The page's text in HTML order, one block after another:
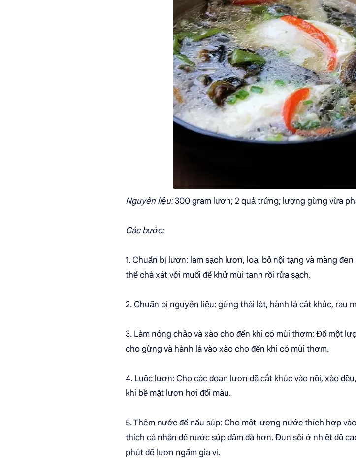
Nguyên liệu:300 gram lươn; 2 quả trứng; lượng gừng vừa
Các bước:
1. Chuẩn bị lươn: làm sạch lươn, loại bỏ nội tạng và màng
thể chà xát với muối để khử mùi tanh rồi rửa sạch.
2. Chuẩn bị nguyên liệu: gừng thái lát, hành lá cắt khúc, rau
3. Làm nóng chảo và xào cho đến khi có mùi thơm: Đổ một
cho gừng và hành lá vào xào cho đến khi có mùi thơm.
4. Luộc lươn: Cho các đoạn lươn đã cắt khúc vào nồi, xào
khi bề mặt lươn hơi đổi màu.
5. Thêm nước để nấu súp: Cho một lượng nước thích hợp
thích cá nhân để nước súp đậm đà hơn. Đun sôi ở nhiệt độ
phút để lươn ngấm gia vị.